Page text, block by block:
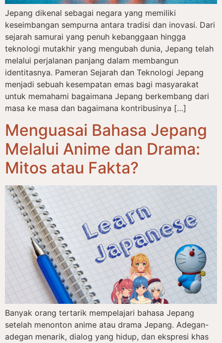
Jepang dikenal sebagai negara yang memiliki
keseimbangan sempurna antara tradisi dan inovasi. Dari
sejarah samurai yang penuh kebanggaan hingga
teknologi mutakhir yang mengubah dunia, Jepang telah
melalui perjalanan panjang dalam membangun
identitasnya. Pameran Sejarah dan Teknologi Jepang
menjadi sebuah kesempatan emas bagi masyarakat
untuk memahami bagaimana Jepang berkembang dari
masa ke masa dan bagaimana kontribusinya […]
Menguasai Bahasa Jepang
Melalui Anime dan Drama:
Mitos atau Fakta?
Banyak orang tertarik mempelajari bahasa Jepang
setelah menonton anime atau drama Jepang. Adegan-
adegan menarik, dialog yang hidup, dan ekspresi khas